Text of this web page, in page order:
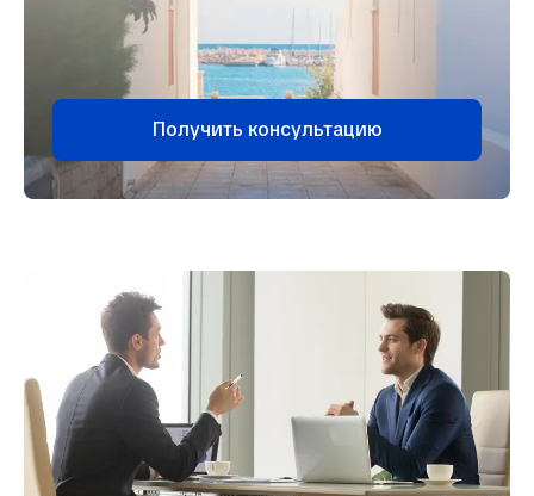
Получить консультацию